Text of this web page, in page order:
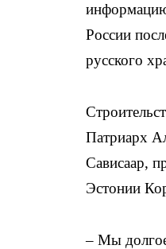
России
русского
Патриарх
Сависаар,
Эстонии
– Мы долгое